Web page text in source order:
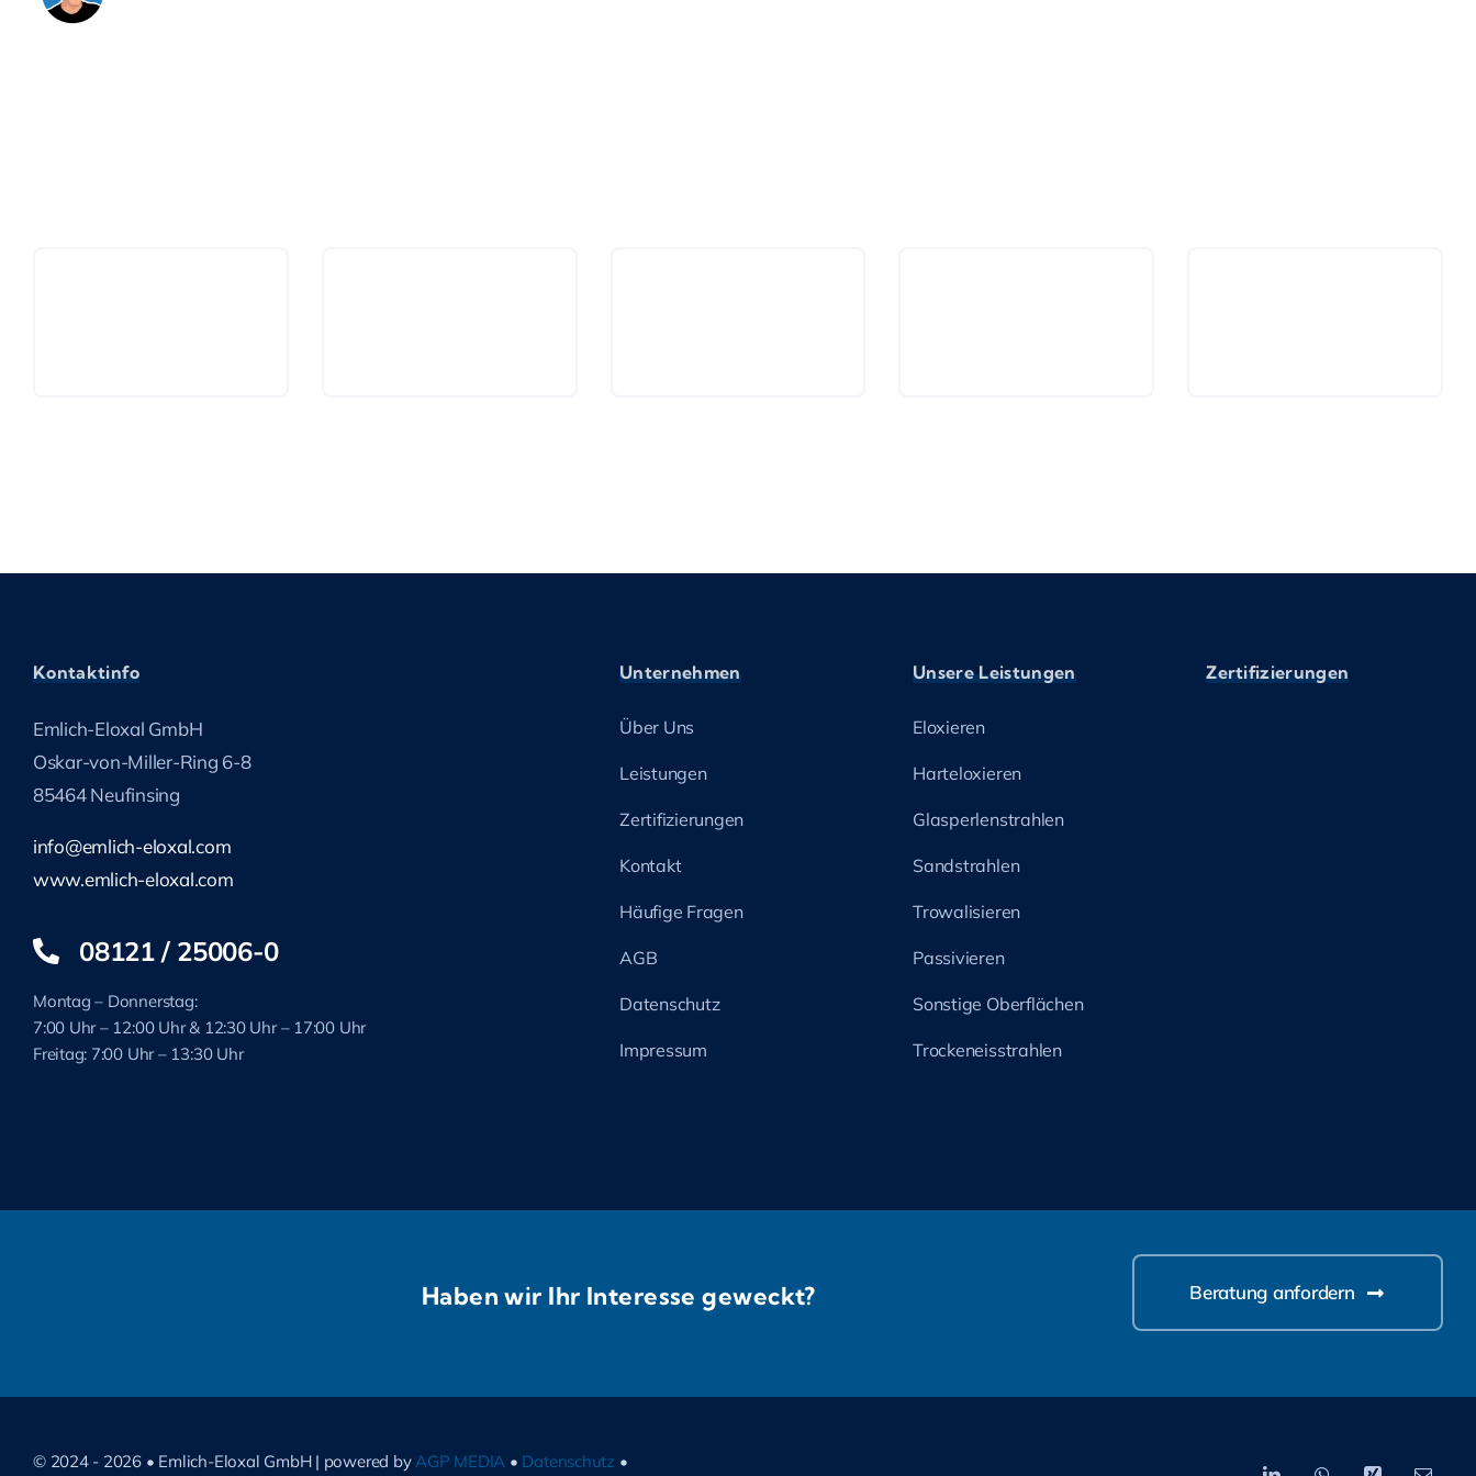
Kontaktinfo
Emlich-Eloxal GmbH
Oskar-von-Miller-Ring 6-8
85464 Neufinsing
info@emlich-eloxal.com
www.emlich-eloxal.com
08121 / 25006-0
Montag – Donnerstag:
7:00 Uhr – 12:00 Uhr & 12:30 Uhr – 17:00 Uhr
Freitag: 7:00 Uhr – 13:30 Uhr
Unternehmen
Über Uns
Leistungen
Zertifizierungen
Kontakt
Häufige Fragen
AGB
Datenschutz
Impressum
Unsere Leistungen
Eloxieren
Harteloxieren
Glasperlenstrahlen
Sandstrahlen
Trowalisieren
Passivieren
Sonstige Oberflächen
Trockeneisstrahlen
Zertifizierungen
Haben wir Ihr Interesse geweckt? Beratung anfordern
© 2024 - 2026 • Emlich-Eloxal GmbH | powered byAGP MEDIA • Datenschutz •